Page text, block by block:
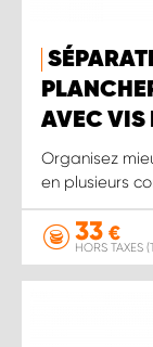
AVEC VIS
Organisez
en plusieurs
33 €
HORS TAXES